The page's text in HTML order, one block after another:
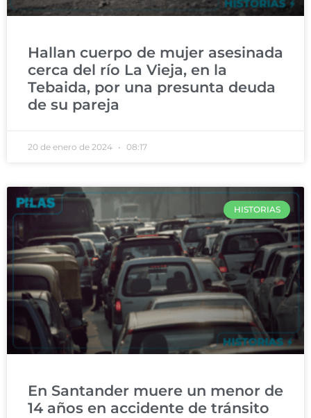
Hallan cuerpo de mujer asesinada
cerca del río La Vieja, en la
Tebaida, por una presunta deuda
de su pareja
20 de enero de 2024 08:17
HISTORIAS
En Santander muere un menor de
14 años en accidente de tránsito